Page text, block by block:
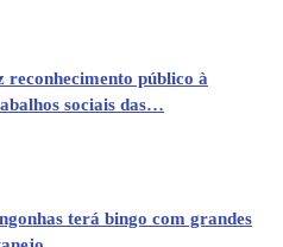
público à
sociais das…
terá bingo com grandes